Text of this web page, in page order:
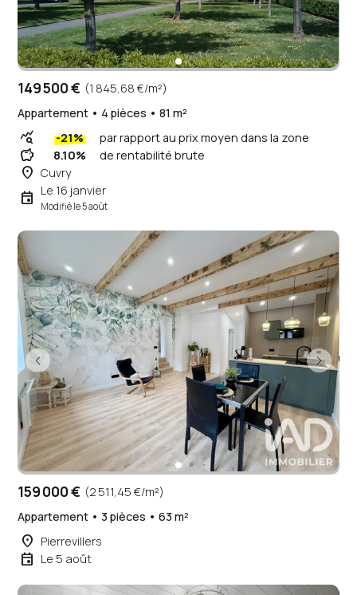
149 500 € (1 845,68 €/m²)
Appartement • 4 pièces • 81 m²
query_stats -21% par rapport au prix moyen dans la zone
savings 8.10% de rentabilité brute
place Cuvry
event Le 16 janvier
Modifié le 5 août
159 000 € (2 511,45 €/m²)
Appartement • 3 pièces • 63 m²
place Pierrevillers
event Le 5 août